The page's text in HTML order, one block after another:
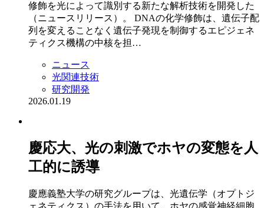
修飾を光によって識別する新たな解析技術を開発した
（ニュースリリース）。 DNAの化学修飾は、遺伝子配
列を変えることなく遺伝子発現を制御するエピジェネ
ティクス機構の中核を担…
ニュース
光関連技術
研究開発
2026.01.19
慶応大、光の刺激でホヤの変態を人
工的に誘導
慶應義塾大学の研究グループは、光遺伝学（オプトジ